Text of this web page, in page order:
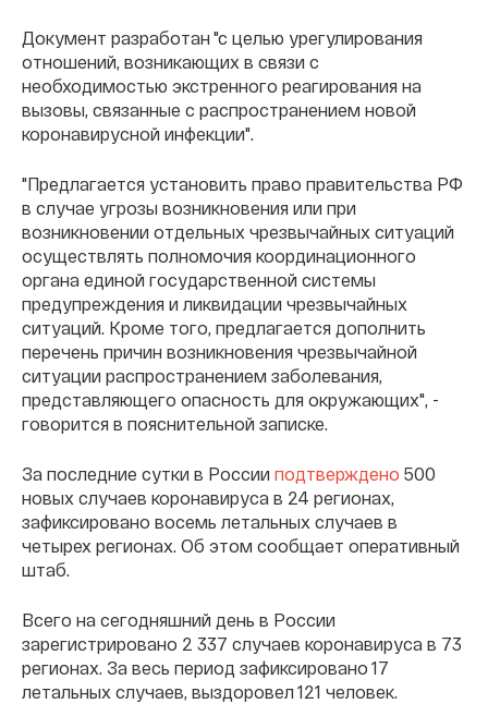
Документ разработан "с целью урегулирования
отношений, возникающих в связи с
необходимостью экстренного реагирования на
вызовы, связанные с распространением новой
коронавирусной инфекции".
"Предлагается установить право правительства РФ
в случае угрозы возникновения или при
возникновении отдельных чрезвычайных ситуаций
осуществлять полномочия координационного
органа единой государственной системы
предупреждения и ликвидации чрезвычайных
ситуаций. Кроме того, предлагается дополнить
перечень причин возникновения чрезвычайной
ситуации распространением заболевания,
представляющего опасность для окружающих", -
говорится в пояснительной записке.
За последние сутки в России подтверждено 500
новых случаев коронавируса в 24 регионах,
зафиксировано восемь летальных случаев в
четырех регионах. Об этом сообщает оперативный
штаб.
Всего на сегодняшний день в России
зарегистрировано 2 337 случаев коронавируса в 73
регионах. За весь период зафиксировано 17
летальных случаев, выздоровел 121 человек.